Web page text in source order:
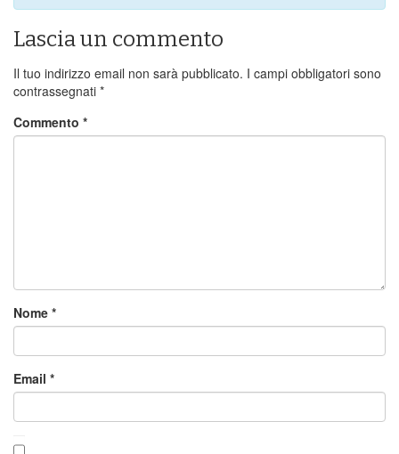
Lascia un commento
Il tuo indirizzo email non sarà pubblicato. I campi obbligatori sono
contrassegnati *
Commento *
Nome *
Email *